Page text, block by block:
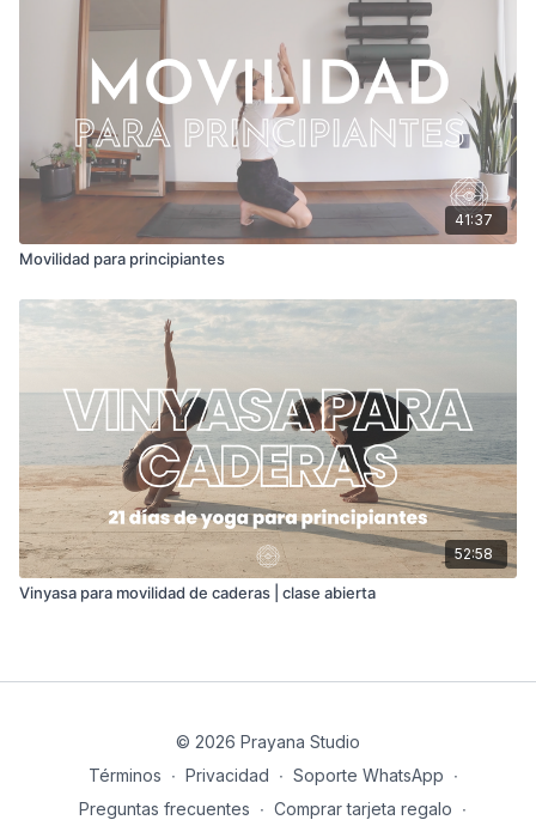
41:37
Movilidad para principiantes
52:58
Vinyasa para movilidad de caderas | clase abierta
© 2026 Prayana Studio
Términos ∙ Privacidad ∙ Soporte WhatsApp ∙
Preguntas frecuentes ∙ Comprar tarjeta regalo ∙